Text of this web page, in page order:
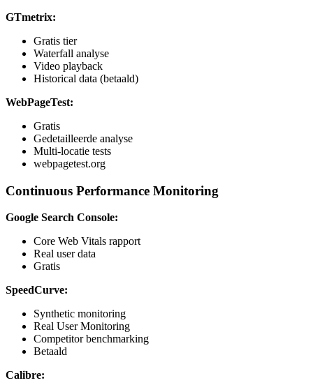
GTmetrix:
Gratis tier
Waterfall analyse
Video playback
Historical data (betaald)
WebPageTest:
Gratis
Gedetailleerde analyse
Multi-locatie tests
webpagetest.org
Continuous Performance Monitoring
Google Search Console:
Core Web Vitals rapport
Real user data
Gratis
SpeedCurve:
Synthetic monitoring
Real User Monitoring
Competitor benchmarking
Betaald
Calibre: